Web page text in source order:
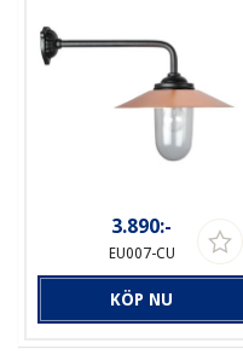
3.890:-
EU007-CU
KÖP NU